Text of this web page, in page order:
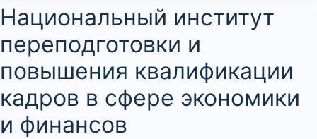
Национальный институт
переподготовки и
повышения квалификации
кадров в сфере экономики
и финансов